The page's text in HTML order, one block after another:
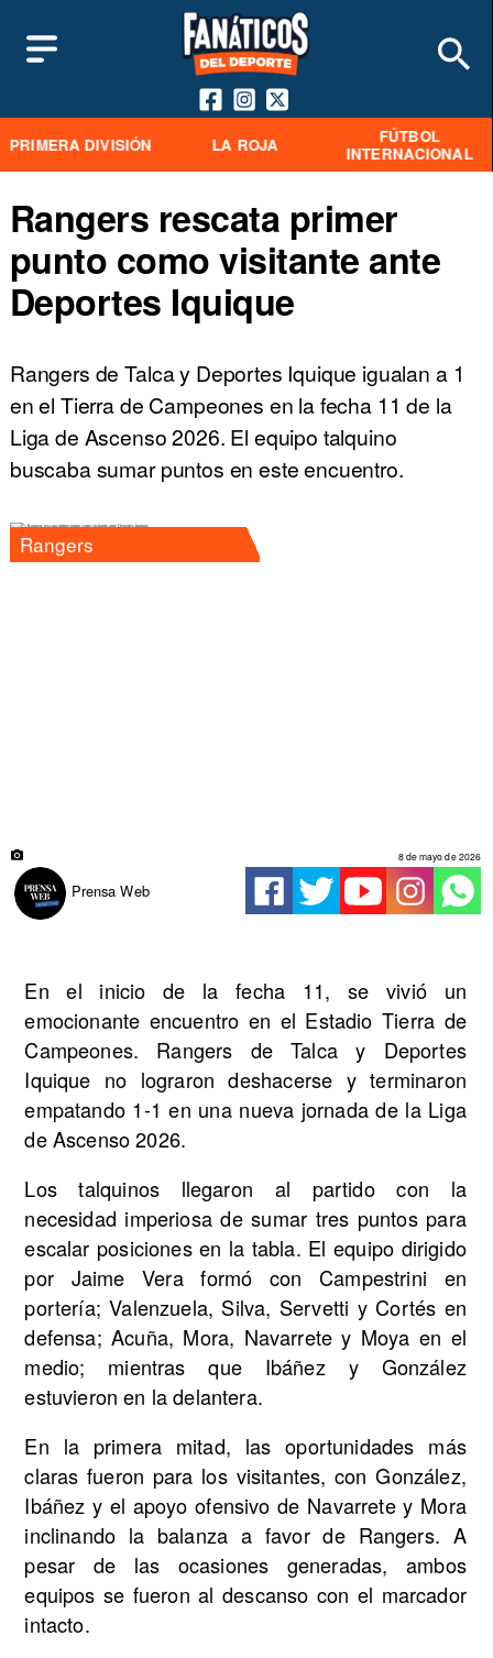
PRIMERA DIVISIÓN LA ROJA
FÚTBOL
INTERNACIONAL
Rangers rescata primer
punto como visitante ante
Deportes Iquique
Rangers de Talca y Deportes Iquique igualan a 1
en el Tierra de Campeones en la fecha 11 de la
Liga de Ascenso 2026. El equipo talquino
buscaba sumar puntos en este encuentro.
Rangers
Prensa Web
8 de mayo de 2026
En el inicio de la fecha 11, se vivió un
emocionante encuentro en el Estadio Tierra de
Campeones. Rangers de Talca y Deportes
Iquique no lograron deshacerse y terminaron
empatando 1-1 en una nueva jornada de la Liga
de Ascenso 2026.
Los talquinos llegaron al partido con la
necesidad imperiosa de sumar tres puntos para
escalar posiciones en la tabla. El equipo dirigido
por Jaime Vera formó con Campestrini en
portería; Valenzuela, Silva, Servetti y Cortés en
defensa; Acuña, Mora, Navarrete y Moya en el
medio; mientras que Ibáñez y González
estuvieron en la delantera.
En la primera mitad, las oportunidades más
claras fueron para los visitantes, con González,
Ibáñez y el apoyo ofensivo de Navarrete y Mora
inclinando la balanza a favor de Rangers. A
pesar de las ocasiones generadas, ambos
equipos se fueron al descanso con el marcador
intacto.